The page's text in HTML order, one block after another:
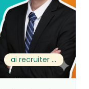
ai recruiter for staffing agencies